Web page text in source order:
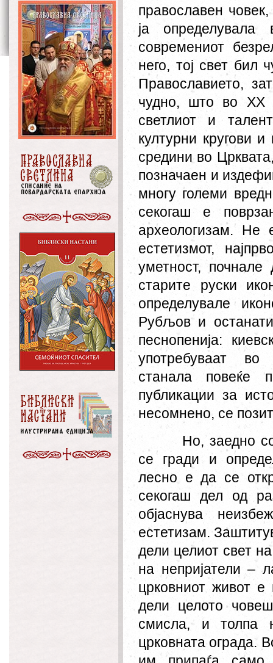
православен
ја
современиот
него, тој свет бил
Православието,
чудно, што во XX
светлиот и
културни кругови
средини во
позначаен и
многу големи
секогаш е
археологизам. Не
естетизмот,
уметност, почнале
старите руски
определувале
Рубљов и
песнопенија:
употребуваат во
станала повеќе
публикации за
несомнено, се
Но, заедно
се гради и
лесно е да се
секогаш дел од
објаснува
естетизам.
дели целиот свет
на непријатели –
црковниот живот е
дели целото
смисла, и толпа
црковната ограда.